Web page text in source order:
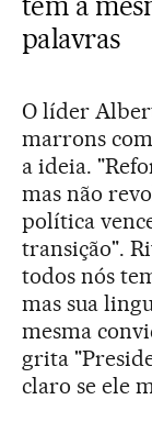
palavras
O líder
marrons
a ideia.
mas não
política
transição".
todos nós
mas sua
mesma
grita
claro se ele